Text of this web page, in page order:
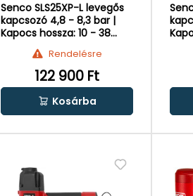
Senco SLS25XP-L levegős
kapcsozó 4,8 - 8,3 bar |
Kapocs hossza: 10 - 38
Rendelésre
122 900 Ft
Kosárba